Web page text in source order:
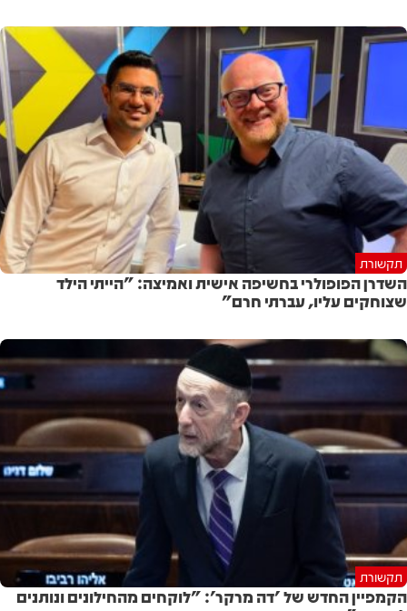
תקשורת
השדרן הפופולרי בחשיפה אישית ואמיצה: "הייתי הילד
שצוחקים עליו, עברתי חרם"
תקשורת
הקמפיין החדש של 'דה מרקר': "לוקחים מהחילונים ונותנים